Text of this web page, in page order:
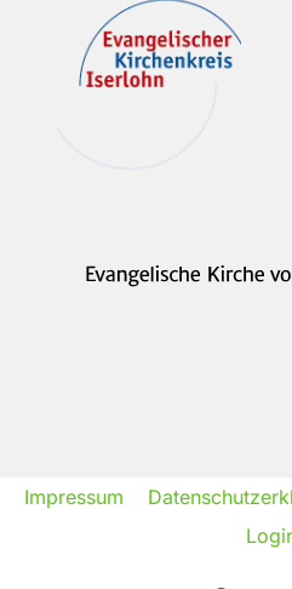
Impressum